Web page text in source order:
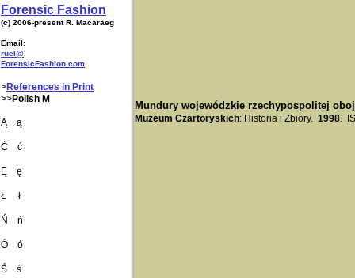
Forensic Fashion
(c) 2006-present R. Macaraeg
Email:
ruel@
ForensicFashion.com
>References in Print
>>Polish M
Ą ą
Ć ć
Ę ę
Ł ł
Ń ń
Ó ó
Ś ś
Mundury wojewódzkie rzechypospolitej
Muzeum Czartoryskich: Historia i Zbiory. 1998.